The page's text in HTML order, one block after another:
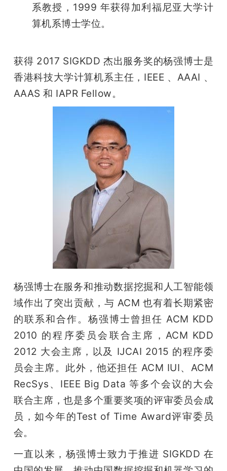
系教授，1999 年获得加利福尼亚大学计
算机系博士学位。
获得 2017 SIGKDD 杰出服务奖的杨强博士是
香港科技大学计算机系主任，IEEE 、AAAI 、
AAAS 和 IAPR Fellow。
杨强博士在服务和推动数据挖掘和人工智能领
域作出了突出贡献，与 ACM 也有着长期紧密
的联系和合作。杨强博士曾担任 ACM KDD
2010 的程序委员会联合主席，ACM KDD
2012 大会主席，以及 IJCAI 2015 的程序委
员会主席。此外，他还担任 ACM IUI、ACM
RecSys、IEEE Big Data 等多个会议的大会
联合主席，也是多个重要奖项的评审委员会成
员，如今年的Test of Time Award评审委员
会。
一直以来，杨强博士致力于推进 SIGKDD 在